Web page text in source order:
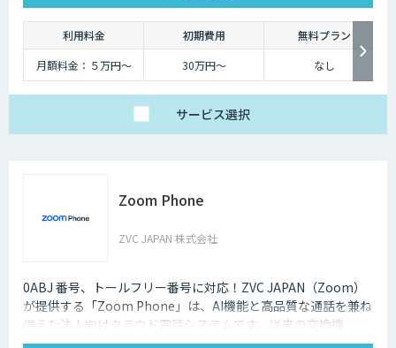
利用料金 初期費用
無料プラン
月額料金：５万円〜
30万円〜 なし
サービス選択
Zoom Phone
ZVC JAPAN 株式会社
0ABJ 番号、トールフリー番号に対応！ZVC JAPAN（Zoom）
が提供する「Zoom Phone」は、AI機能と高品質な通話を兼ね
備えた法人向けクラウド電話システムです。従来の交換機
（PBX）を必要としないため、導入や運用にかかるコストを大